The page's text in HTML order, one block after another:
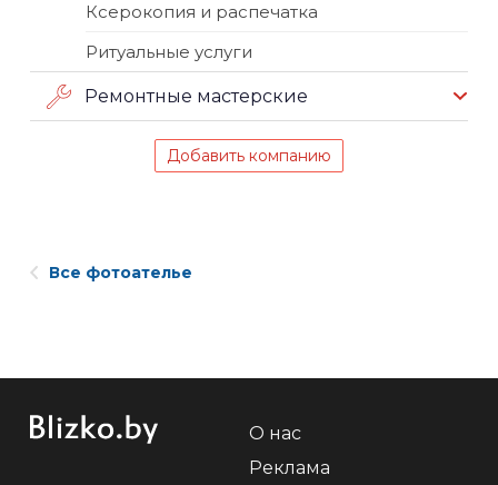
Ксерокопия и распечатка
Ритуальные услуги
Ремонтные мастерские
Добавить компанию
Все фотоателье
О нас
Реклама